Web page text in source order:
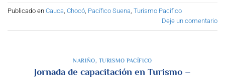
Publicado en Cauca, Chocó, Pacífico Suena, Turismo Pacífico
Deje un comentario
NARIÑO, TURISMO PACÍFICO
Jornada de capacitación en Turismo –